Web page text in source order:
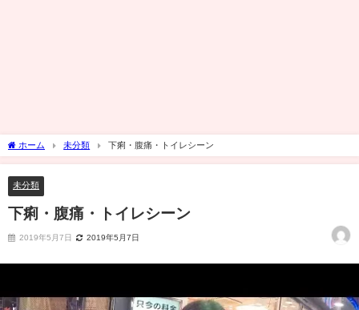
ホーム 未分類 下痢・腹痛・トイレシーン
未分類
下痢・腹痛・トイレシーン
2019年5月7日 2019年5月7日